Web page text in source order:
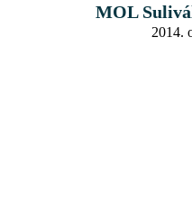
MOL
2014.